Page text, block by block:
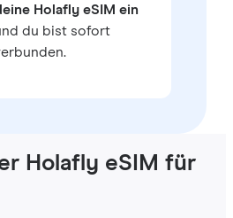
Holafly eSIM ein
du bist sofort
Holafly eSIM für